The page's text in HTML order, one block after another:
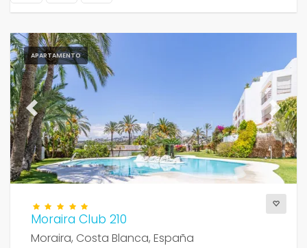
APARTAMENTO
Previous Next
Moraira Club 210
Moraira, Costa Blanca, España